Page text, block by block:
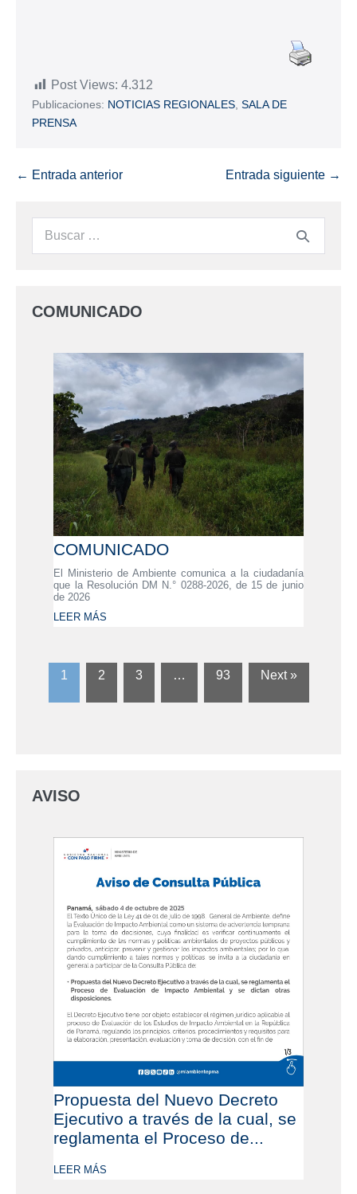
Post Views: 4.312
Publicaciones: NOTICIAS REGIONALES SALA DE
PRENSA
← Entrada anterior Entrada siguiente →
COMUNICADO
COMUNICADO
El Ministerio de Ambiente comunica a la ciudadanía
que la Resolución DM N.° 0288-2026, de 15 de junio
de 2026
LEER MÁS
1 2 3 … 93 Next »
AVISO
Propuesta del Nuevo Decreto
Ejecutivo a través de la cual, se
reglamenta el Proceso de...
LEER MÁS